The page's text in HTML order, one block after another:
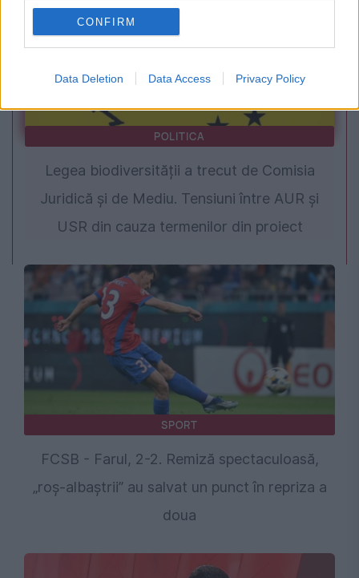
CONFIRM
Data Deletion Data Access Privacy Policy
POLITICA
Legea biodiversității a trecut de Comisia
Juridică și de Mediu. Tensiuni între AUR și
USR din cauza termenilor din proiect
SPORT
FCSB - Farul, 2-2. Remiză spectaculoasă,
„roș-albaștrii” au salvat un punct în repriza a
doua